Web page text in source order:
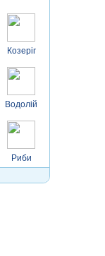
Козеріг
Водолій
Риби